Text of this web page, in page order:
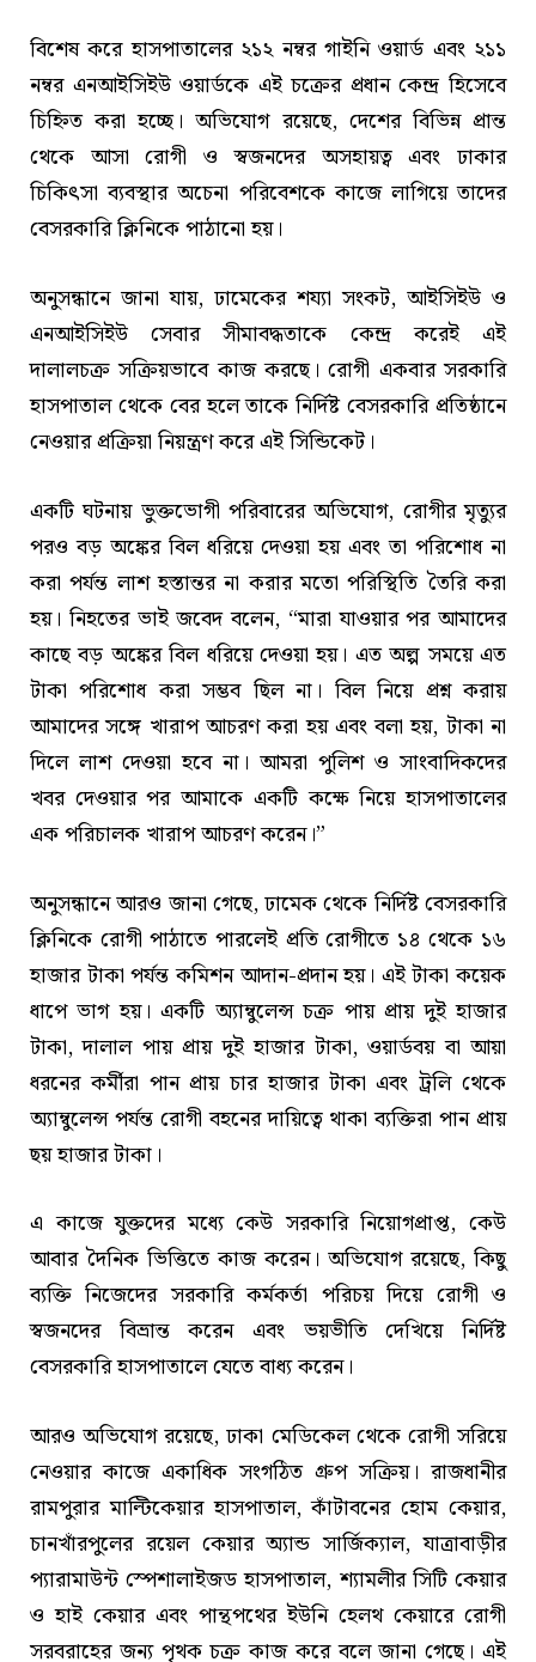
বিশেষ করে হাসপাতালের ২১২ নম্বর গাইনি ওয়ার্ড এবং ২১১
নম্বর এনআইসিইউ ওয়ার্ডকে এই চক্রের প্রধান কেন্দ্র হিসেবে
চিহ্নিত করা হচ্ছে। অভিযোগ রয়েছে, দেশের বিভিন্ন প্রান্ত
থেকে আসা রোগী ও স্বজনদের অসহায়ত্ব এবং ঢাকার
চিকিৎসা ব্যবস্থার অচেনা পরিবেশকে কাজে লাগিয়ে তাদের
বেসরকারি ক্লিনিকে পাঠানো হয়।
অনুসন্ধানে জানা যায়, ঢামেকের শয্যা সংকট, আইসিইউ ও
এনআইসিইউ সেবার সীমাবদ্ধতাকে কেন্দ্র করেই এই
দালালচক্র সক্রিয়ভাবে কাজ করছে। রোগী একবার সরকারি
হাসপাতাল থেকে বের হলে তাকে নির্দিষ্ট বেসরকারি প্রতিষ্ঠানে
নেওয়ার প্রক্রিয়া নিয়ন্ত্রণ করে এই সিন্ডিকেট।
একটি ঘটনায় ভুক্তভোগী পরিবারের অভিযোগ, রোগীর মৃত্যুর
পরও বড় অঙ্কের বিল ধরিয়ে দেওয়া হয় এবং তা পরিশোধ না
করা পর্যন্ত লাশ হস্তান্তর না করার মতো পরিস্থিতি তৈরি করা
হয়। নিহতের ভাই জবেদ বলেন, “মারা যাওয়ার পর আমাদের
কাছে বড় অঙ্কের বিল ধরিয়ে দেওয়া হয়। এত অল্প সময়ে এত
টাকা পরিশোধ করা সম্ভব ছিল না। বিল নিয়ে প্রশ্ন করায়
আমাদের সঙ্গে খারাপ আচরণ করা হয় এবং বলা হয়, টাকা না
দিলে লাশ দেওয়া হবে না। আমরা পুলিশ ও সাংবাদিকদের
খবর দেওয়ার পর আমাকে একটি কক্ষে নিয়ে হাসপাতালের
এক পরিচালক খারাপ আচরণ করেন।”
অনুসন্ধানে আরও জানা গেছে, ঢামেক থেকে নির্দিষ্ট বেসরকারি
ক্লিনিকে রোগী পাঠাতে পারলেই প্রতি রোগীতে ১৪ থেকে ১৬
হাজার টাকা পর্যন্ত কমিশন আদান-প্রদান হয়। এই টাকা কয়েক
ধাপে ভাগ হয়। একটি অ্যাম্বুলেন্স চক্র পায় প্রায় দুই হাজার
টাকা, দালাল পায় প্রায় দুই হাজার টাকা, ওয়ার্ডবয় বা আয়া
ধরনের কর্মীরা পান প্রায় চার হাজার টাকা এবং ট্রলি থেকে
অ্যাম্বুলেন্স পর্যন্ত রোগী বহনের দায়িত্বে থাকা ব্যক্তিরা পান প্রায়
ছয় হাজার টাকা।
এ কাজে যুক্তদের মধ্যে কেউ সরকারি নিয়োগপ্রাপ্ত, কেউ
আবার দৈনিক ভিত্তিতে কাজ করেন। অভিযোগ রয়েছে, কিছু
ব্যক্তি নিজেদের সরকারি কর্মকর্তা পরিচয় দিয়ে রোগী ও
স্বজনদের বিভ্রান্ত করেন এবং ভয়ভীতি দেখিয়ে নির্দিষ্ট
বেসরকারি হাসপাতালে যেতে বাধ্য করেন।
আরও অভিযোগ রয়েছে, ঢাকা মেডিকেল থেকে রোগী সরিয়ে
নেওয়ার কাজে একাধিক সংগঠিত গ্রুপ সক্রিয়। রাজধানীর
রামপুরার মাল্টিকেয়ার হাসপাতাল, কাঁটাবনের হোম কেয়ার,
চানখাঁরপুলের রয়েল কেয়ার অ্যান্ড সার্জিক্যাল, যাত্রাবাড়ীর
প্যারামাউন্ট স্পেশালাইজড হাসপাতাল, শ্যামলীর সিটি কেয়ার
ও হাই কেয়ার এবং পান্থপথের ইউনি হেলথ কেয়ারে রোগী
সরবরাহের জন্য পৃথক চক্র কাজ করে বলে জানা গেছে। এই